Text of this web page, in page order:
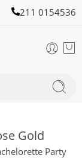
211 0154536
Gold
Party